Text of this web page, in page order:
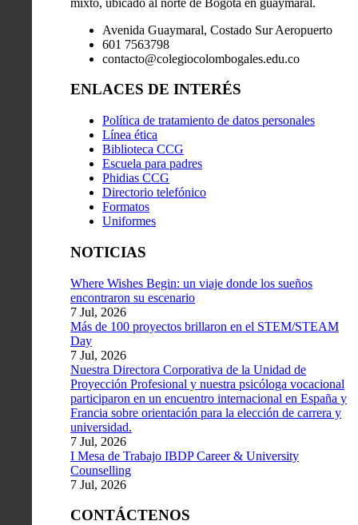
Avenida Guaymaral, Costado Sur Aeropuerto
601 7563798
contacto@colegiocolombogales.edu.co
ENLACES DE INTERÉS
Política de tratamiento de datos personales
Línea ética
Biblioteca CCG
Escuela para padres
Phidias CCG
Directorio telefónico
Formatos
Uniformes
NOTICIAS
Where Wishes Begin: un viaje donde los sueños
encontraron su escenario
7 Jul, 2026
Más de 100 proyectos brillaron en el STEM/STEAM
Day
7 Jul, 2026
Nuestra Directora Corporativa de la Unidad de
Proyección Profesional y nuestra psicóloga vocacional
participaron en un encuentro internacional en España y
Francia sobre orientación para la elección de carrera y
universidad.
7 Jul, 2026
I Mesa de Trabajo IBDP Career & University
Counselling
7 Jul, 2026
CONTÁCTENOS